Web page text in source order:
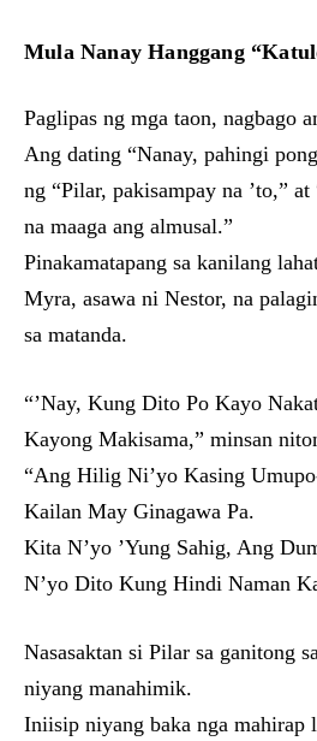
Mula Nanay Hanggang
Paglipas ng mga taon, nagbago
Ang dating “Nanay, pahingi
ng “Pilar, pakisampay na ’to,”
na maaga ang almusal.”
Pinakamatapang sa kanilang
Myra, asawa ni Nestor, na
sa matanda.
“’Nay, Kung Dito Po Kayo
Kayong Makisama,” minsan
“Ang Hilig Ni’yo Kasing
Kailan May Ginagawa Pa.
Kita N’yo ’Yung Sahig, Ang
N’yo Dito Kung Hindi Naman
Nasasaktan si Pilar sa ganitong
niyang manahimik.
Iniisip niyang baka nga mahirap